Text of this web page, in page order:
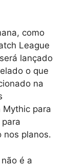
como
League
lançado
o que
na
Mythic para
nos planos.
é a